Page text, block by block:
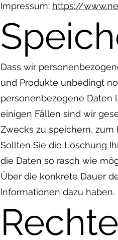
Impressum: https://
Dass wir
und Produkte unbedingt
personenbezogene Daten
einigen Fällen sind wir
Zwecks zu speichern,
Sollten Sie die Löschung
die Daten so rasch wie
Über die konkrete Dauer
Informationen dazu haben.